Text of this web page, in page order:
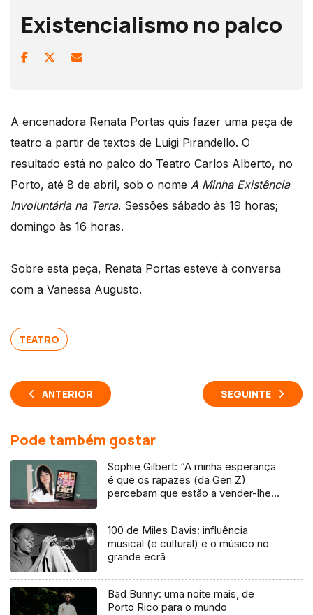
Existencialismo no palco
A encenadora Renata Portas quis fazer uma peça de
teatro a partir de textos de Luigi Pirandello. O
resultado está no palco do Teatro Carlos Alberto, no
Porto, até 8 de abril, sob o nome A Minha Existência
Involuntária na Terra. Sessões sábado às 19 horas;
domingo às 16 horas.
Sobre esta peça, Renata Portas esteve à conversa
com a Vanessa Augusto.
TEATRO
ANTERIOR SEGUINTE
Pode também gostar
Sophie Gilbert: “A minha esperança
é que os rapazes (da Gen Z)
percebam que estão a vender-lhes
100 de Miles Davis: influência
musical (e cultural) e o músico no
grande ecrã
Bad Bunny: uma noite mais, de
Porto Rico para o mundo